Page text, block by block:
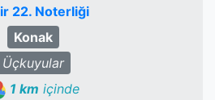
22. Noterliği
Konak
Üçkuyular
1 km içinde